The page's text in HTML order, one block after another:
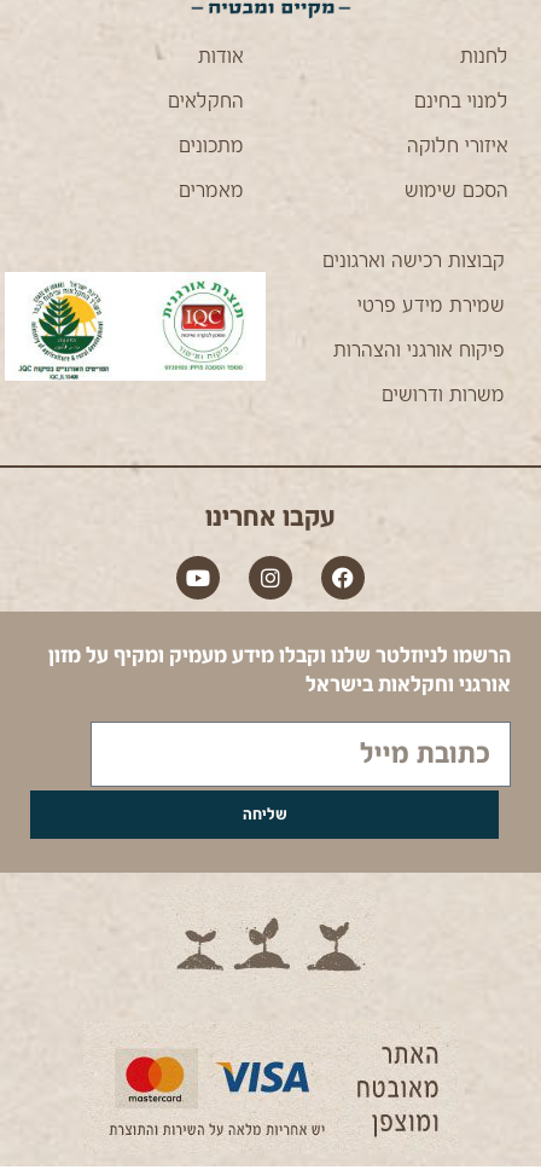
לחנות
למנוי בחינם
איזורי חלוקה
הסכם שימוש
אודות
החקלאים
מתכונים
מאמרים
קבוצות רכישה וארגונים
שמירת מידע פרטי
פיקוח אורגני והצהרות
משרות ודרושים
עקבו אחרינו
הרשמו לניוזלטר שלנו וקבלו מידע מעמיק ומקיף על מזון
אורגני וחקלאות בישראל
שליחה